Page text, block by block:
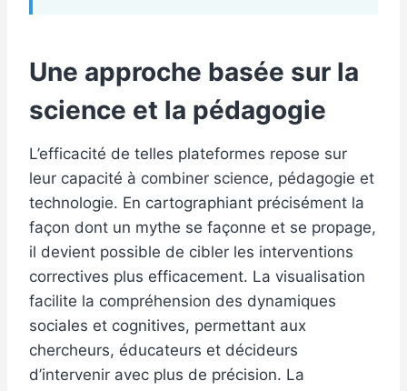
Une approche basée sur la
science et la pédagogie
L’efficacité de telles plateformes repose sur
leur capacité à combiner science, pédagogie et
technologie. En cartographiant précisément la
façon dont un mythe se façonne et se propage,
il devient possible de cibler les interventions
correctives plus efficacement. La visualisation
facilite la compréhension des dynamiques
sociales et cognitives, permettant aux
chercheurs, éducateurs et décideurs
d’intervenir avec plus de précision. La